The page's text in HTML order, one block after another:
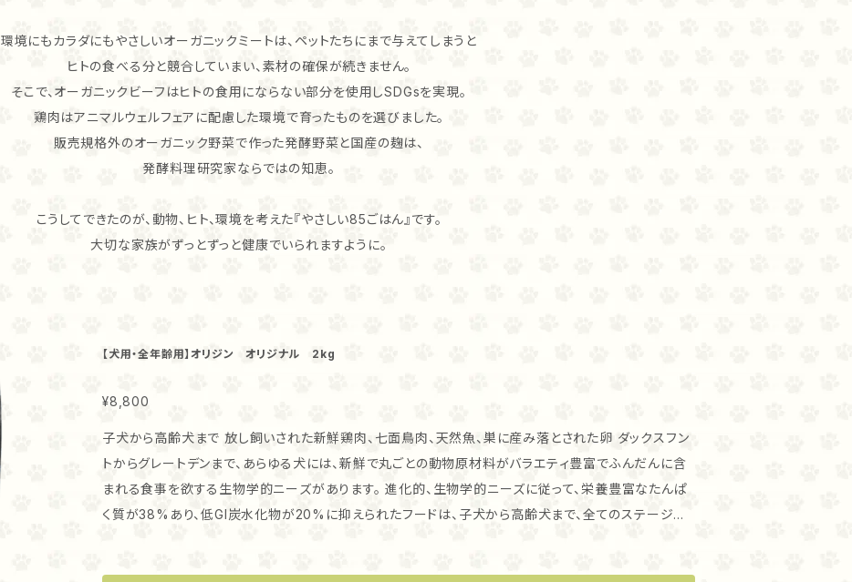
環境にもカラダにもやさしいオーガニックミートは、ペットたちにまで与えてしまうと
ヒトの食べる分と競合していまい、素材の確保が続きません。
そこで、オーガニックビーフはヒトの食用にならない部分を使用しSDGsを実現。
鶏肉はアニマルウェルフェアに配慮した環境で育ったものを選びました。
販売規格外のオーガニック野菜で作った発酵野菜と国産の麹は、
発酵料理研究家ならではの知恵。
こうしてできたのが、動物、ヒト、環境を考えた『やさしい85ごはん』です。
大切な家族がずっとずっと健康でいられますように。
【犬用・全年齢用】オリジン オリジナル 2kg
¥8,800
子犬から高齢犬まで 放し飼いされた新鮮鶏肉、七面鳥肉、天然魚、巣に産み落とされた卵 ダックスフン
トからグレートデンまで、あらゆる犬には、新鮮で丸ごとの動物原材料がバラエティ豊富でふんだんに含
まれる食事を欲する生物学的ニーズがあります。 進化的、生物学的ニーズに従って、栄養豊富なたんぱ
く質が38%あり、低GI炭水化物が20%に抑えられたフードは、子犬から高齢犬まで、全てのステージの